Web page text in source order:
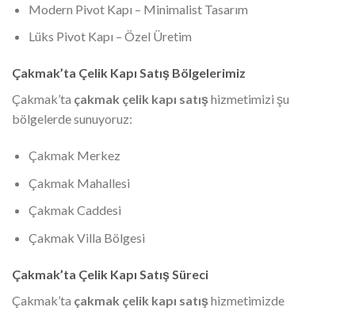
Modern Pivot Kapı – Minimalist Tasarım
Lüks Pivot Kapı – Özel Üretim
Çakmak’ta Çelik Kapı Satış Bölgelerimiz
Çakmak’ta çakmak çelik kapı satışhizmetimizi şu
bölgelerde sunuyoruz:
Çakmak Merkez
Çakmak Mahallesi
Çakmak Caddesi
Çakmak Villa Bölgesi
Çakmak’ta Çelik Kapı Satış Süreci
Çakmak’ta çakmak çelik kapı satışhizmetimizde